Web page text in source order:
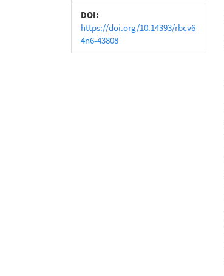
artigos
DOI:
https://doi.org/10.14393/rbcv6
4n6-43808